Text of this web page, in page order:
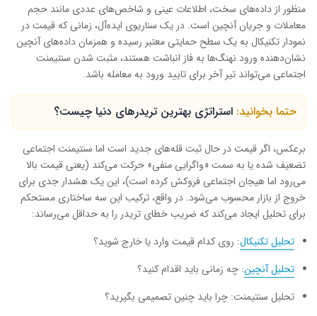
منظور از داده‌های سخت، اطلاعات عینی و شاخص‌های عددی مانند حجم
معاملات و جریان آنچین است. در یک سناریوی ایده‌آل، زمانی که قیمت در
نمودار تکنیکال به یک سطح حمایتی معتبر رسیده و همزمان داده‌های آنچین
نشان‌دهنده ورود نهنگ‌ها به فاز انباشت هستند، مثبت شدن سنتیمنت
اجتماعی می‌تواند تیر آخر برای تایید ورود به معامله باشد.
حتما بخوانید: استراتژی بهترین تریدرهای دنیا چیست؟
برعکس، اگر قیمت در حال ثبت قله‌های جدید است اما سنتیمنت اجتماعی
تضعیف شده یا به سمت «واگرایی منفی» حرکت می‌کند (یعنی قیمت بالا
می‌رود اما هیجان اجتماعی فروکش کرده است)، این یک هشدار جدی برای
خروج از بازار محسوب می‌شود. در واقع، ترکیب این سه ساختاری مستحکم
برای تحلیل ایجاد می‌کند که ضریب خطای تریدر را به حداقل می‌رساند:
تحلیل تکنیکال: روی کدام قیمت وارد یا خارج شوید؟
تحلیل آنچین: چه زمانی باید اقدام کنید؟
تحلیل سنتیمنت: چرا باید چنین تصمیمی بگیرید؟